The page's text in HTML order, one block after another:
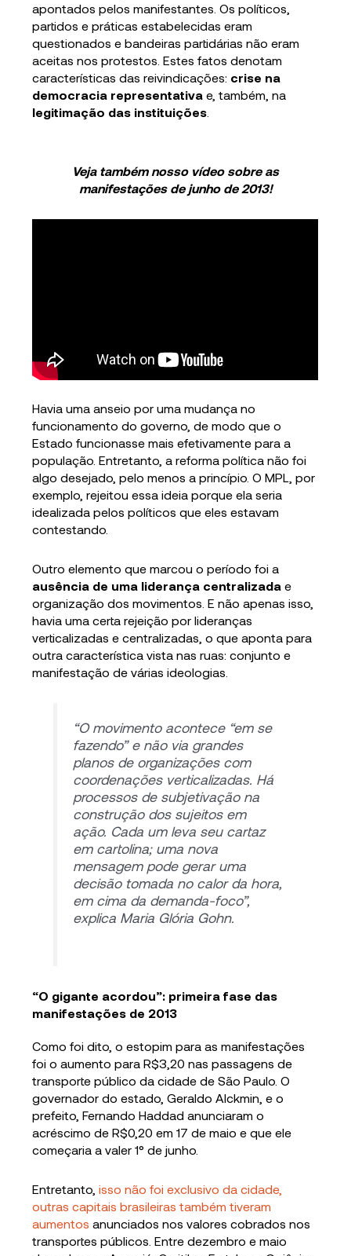
apontados pelos manifestantes. Os políticos,
partidos e práticas estabelecidas eram
questionados e bandeiras partidárias não eram
aceitas nos protestos. Estes fatos denotam
características das reivindicações: crise na
democracia representativa e, também, na
legitimação das instituições
Veja também nosso vídeo sobre as
manifestações de junho de 2013!
Havia uma anseio por uma mudança no
funcionamento do governo, de modo que o
Estado funcionasse mais efetivamente para a
população. Entretanto, a reforma política não foi
algo desejado, pelo menos a princípio. O MPL, por
exemplo, rejeitou essa ideia porque ela seria
idealizada pelos políticos que eles estavam
contestando.
Outro elemento que marcou o período foi a
ausência de uma liderança centralizada e
organização dos movimentos. E não apenas isso,
havia uma certa rejeição por lideranças
verticalizadas e centralizadas, o que aponta para
outra característica vista nas ruas: conjunto e
manifestação de várias ideologias.
“O movimento acontece “em se
fazendo” e não via grandes
planos de organizações com
coordenações verticalizadas. Há
processos de subjetivação na
construção dos sujeitos em
ação. Cada um leva seu cartaz
em cartolina; uma nova
mensagem pode gerar uma
decisão tomada no calor da hora,
em cima da demanda-foco”,
explica Maria Glória Gohn.
“O gigante acordou”: primeira fase das
manifestações de 2013
Como foi dito, o estopim para as manifestações
foi o aumento para R$3,20 nas passagens de
transporte público da cidade de São Paulo. O
governador do estado, Geraldo Alckmin, e o
prefeito, Fernando Haddad anunciaram o
acréscimo de R$0,20 em 17 de maio e que ele
começaria a valer 1° de junho.
Entretanto, isso não foi exclusivo da cidade,
outras capitais brasileiras também tiveram
aumentos anunciados nos valores cobrados nos
transportes públicos. Entre dezembro e maio